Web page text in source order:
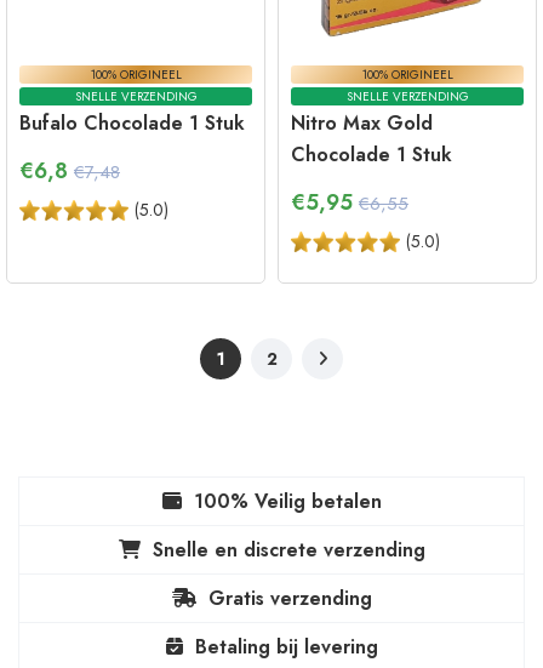
100% ORIGINEEL
SNELLE VERZENDING
Bufalo Chocolade 1 Stuk
€6,8 €7,48
(5.0)
100% ORIGINEEL
SNELLE VERZENDING
Nitro Max Gold
Chocolade 1 Stuk
€5,95 €6,55
(5.0)
1 2
100% Veilig betalen
Snelle en discrete verzending
Gratis verzending
Betaling bij levering